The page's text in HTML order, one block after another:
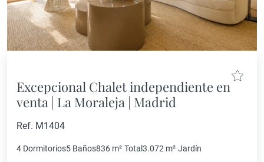
Excepcional Chalet independiente en
venta | La Moraleja | Madrid
Ref. M1404
4 Dormitorios5 Baños836 m² Total 3.072 m² Jardín